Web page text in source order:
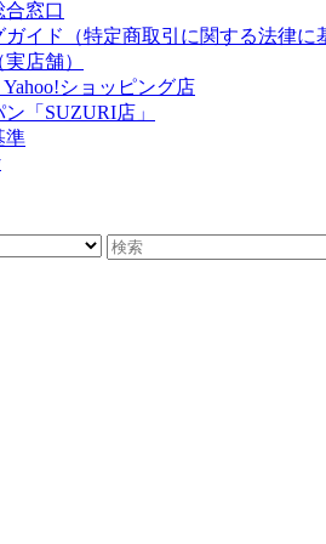
合窓口
ガイド（特定商取引に関する法律に
店舗）
ショッピング店
「SUZURI店」
準